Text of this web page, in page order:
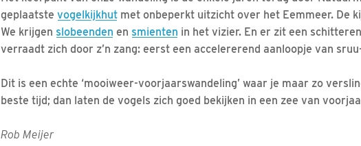
geplaatste vogelkijkhut met onbeperkt uitzicht over het Eemmeer. De
We krijgen slobeenden en smienten in het vizier. En er zit een
verraadt zich door z’n zang: eerst een accelererend aanloopje van
Dit is een echte ‘mooiweer-voorjaarswandeling’ waar je maar zo
beste tijd; dan laten de vogels zich goed bekijken in een zee van
Rob Meijer